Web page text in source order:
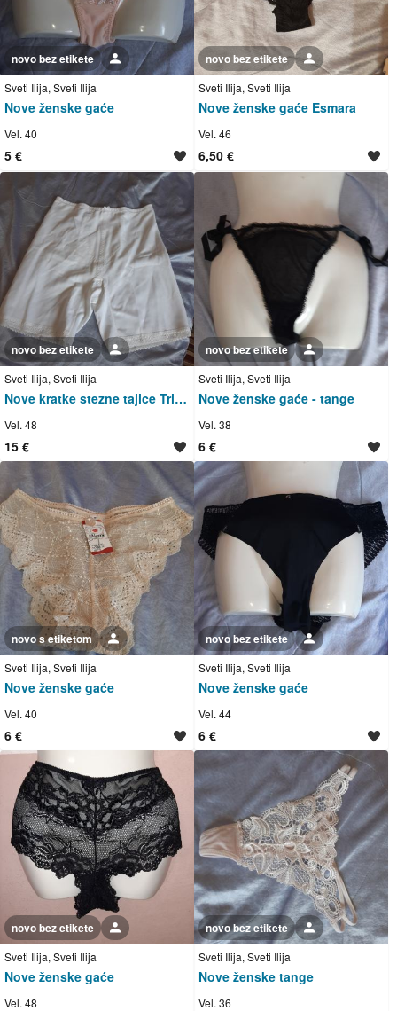
Nove ženske gaće
Sveti Ilija, Sveti Ilija
novo bez etikete
Vel. 40
5 €
Nove ženske gaće Esmara
Sveti Ilija, Sveti Ilija
novo bez etikete
Vel. 46
6,50 €
Nove kratke stezne tajice Triumph
Sveti Ilija, Sveti Ilija
novo bez etikete
Vel. 48
15 €
Nove ženske gaće - tange
Sveti Ilija, Sveti Ilija
novo bez etikete
Vel. 38
6 €
Nove ženske gaće
Sveti Ilija, Sveti Ilija
novo s etiketom
Vel. 40
6 €
Nove ženske gaće
Sveti Ilija, Sveti Ilija
novo bez etikete
Vel. 44
6 €
Nove ženske gaće
Sveti Ilija, Sveti Ilija
novo bez etikete
Vel. 48
Nove ženske tange
Sveti Ilija, Sveti Ilija
novo bez etikete
Vel. 36